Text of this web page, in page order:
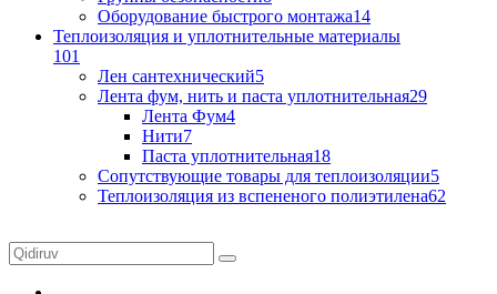
Оборудование быстрого монтажа14
Теплоизоляция и уплотнительные материалы
101
Лен сантехнический5
Лента фум, нить и паста уплотнительная29
Лента Фум4
Нити7
Паста уплотнительная18
Сопутствующие товары для теплоизоляции5
Теплоизоляция из вспененого полиэтилена62